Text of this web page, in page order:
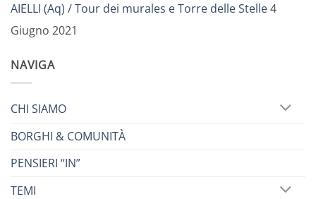
AIELLI (Aq) / Tour dei murales e Torre delle Stelle4
Giugno 2021
NAVIGA
CHI SIAMO
BORGHI & COMUNITÀ
PENSIERI “IN”
TEMI